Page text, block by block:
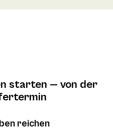
starten — von der
reichen